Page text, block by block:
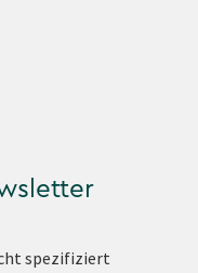
spezifiziert